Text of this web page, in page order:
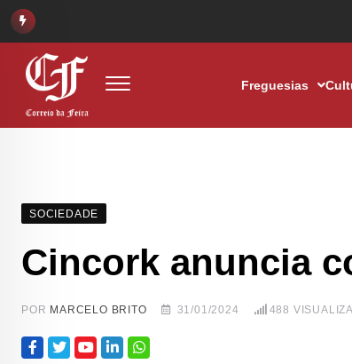
Freguesias
SOCIEDADE
Cincork anuncia
POR MARCELO BRITO 31/01/2024 488